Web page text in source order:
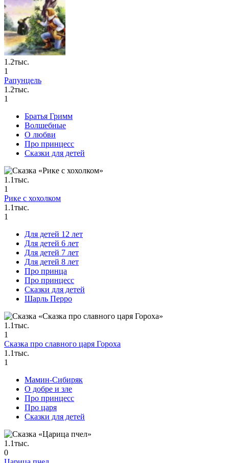
1.2тыс.
1
Рапунцель
1.2тыс.
1
Братья Гримм
Волшебные
О любви
Про принцесс
Сказки для детей
1.1тыс.
1
Рике с хохолком
1.1тыс.
1
Для детей 12 лет
Для детей 6 лет
Для детей 7 лет
Для детей 8 лет
Про принца
Про принцесс
Сказки для детей
Шарль Перро
1.1тыс.
1
Сказка про славного царя Гороха
1.1тыс.
1
Мамин-Сибиряк
О добре и зле
Про принцесс
Про царя
Сказки для детей
1.1тыс.
0